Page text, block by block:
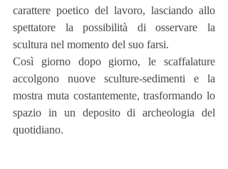
carattere poetico del lavoro, lasciando allo
spettatore la possibilità di osservare la
scultura nel momento del suo farsi.
Così giorno dopo giorno, le scaffalature
accolgono nuove sculture-sedimenti e la
mostra muta costantemente, trasformando lo
spazio in un deposito di archeologia del
quotidiano.